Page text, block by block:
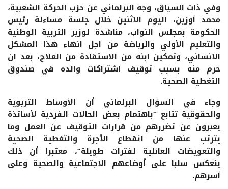
وفي ذات السياق، وجه البرلماني عن حزب الحركة الشعبية،
محمد أوزين، اليوم الاثنين خلال جلسة مساءلة رئيس
الحكومة بمجلس النواب، مناشدة لوزير التربية الوطنية
والتعليم الأولي والرياضة من اجل انهاء هذا المشكل
الانساني، وتمكين ابنه من الاستفادة من العلاج، بعد ان
حرم منه بسبب توقيف اشتراكات والده في صندوق
التغطية الصحية.
وجاء في السؤال البرلماني أن الأوساط التربوية
والحقوقية تتابع “باهتمام بعض الحالات الفردية لأساتذة
يعبرون عن تضررهم من قرارات التوقيف عن العمل وما
يترتب عنها من انقطاع الأجرة والتغطية الصحية
والتعويضات العائلية لفترات طويلة”، معتبرا أن ذلك
ينعكس سلبا على أوضاعهم الاجتماعية والصحية وعلى
أسرهم.